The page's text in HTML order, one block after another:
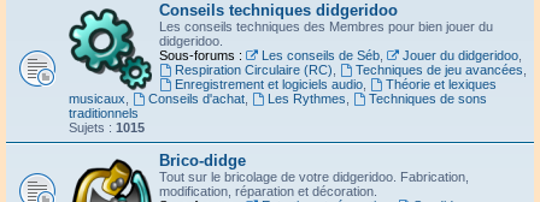
Conseils techniques didgeridoo
Les conseils techniques des Membres pour bien jouer du
didgeridoo.
Sous-forums :
Les conseils de Séb, Jouer du didgeridoo,
Respiration Circulaire (RC)
Techniques de jeu avancées
Enregistrement et logiciels audio,
Théorie et lexiques
musicaux
Conseils d'achat, Les Rythmes
Techniques de sons
traditionnels
Sujets : 1015
Brico-didge
Tout sur le bricolage de votre didgeridoo. Fabrication,
modification, réparation et décoration.